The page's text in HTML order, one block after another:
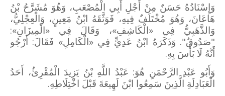
وَإِسْنَادُهُ حَسَنٌ مِنْ أَجْلِ أَبِي الْمُصْعَبِ، وَهُوَ مُشَرَّحُ بْنُ
هَاعَانَ، وَهُوَ مُخْتَلَفٌ فِيهِ، فَوَثَّقَهُ ابْنُ مَعِينٍ، وَالْعِجْلِيُّ،
وَالذَّهَبِيُّ فِي «الْكَاشِفِ»، وَقَالَ فِي «الْمِيزَانِ»:
"صَدُوقٌ". وَذَكَرَهُ ابْنُ عَدِيٍّ فِي «الْكَامِلِ» فَقَالَ: أَرْجُو
أَنَّهُ لَا بَأْسَ بِهِ.
وَأَبُو عَبْدِ الرَّحْمَنِ هُوَ: عَبْدُ اللَّهِ بْنُ يَزِيدَ الْمُقْرِئُ، أَحَدُ
الْعَبَادِلَةِ الَّذِينَ سَمِعُوا ابْنَ لَهِيعَةَ قَبْلَ اخْتِلَاطِهِ.